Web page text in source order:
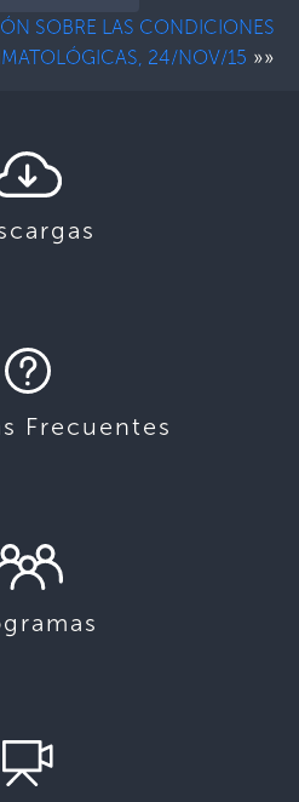
SOBRE LAS CONDICIONES
24/NOV/15 »»
Frecuentes